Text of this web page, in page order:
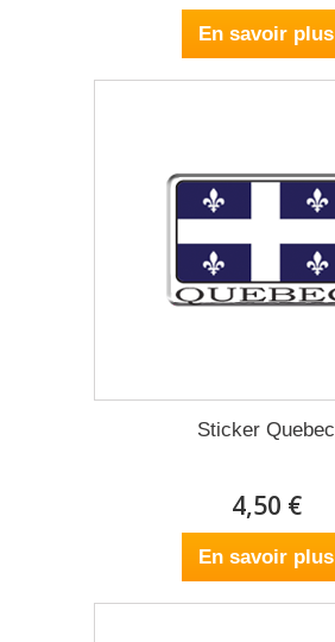
En savoir plus
Sticker Quebec
4,50 €
En savoir plus